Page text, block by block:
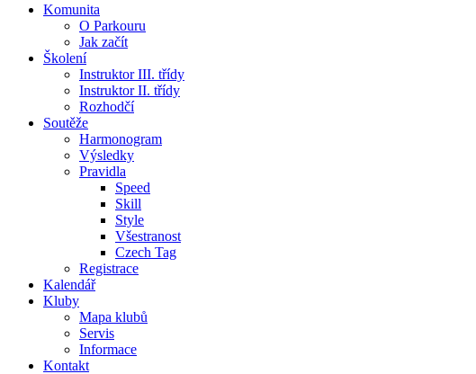
Komunita
O Parkouru
Jak začít
Školení
Instruktor III. třídy
Instruktor II. třídy
Rozhodčí
Soutěže
Harmonogram
Výsledky
Pravidla
Speed
Skill
Style
Všestranost
Czech Tag
Registrace
Kalendář
Kluby
Mapa klubů
Servis
Informace
Kontakt